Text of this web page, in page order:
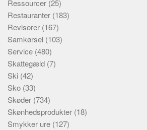
Ressourcer (25)
Restauranter (183)
Revisorer (167)
Samkørsel (103)
Service (480)
Skattegæld (7)
Ski (42)
Sko (33)
Skøder (734)
Skønhedsprodukter (18)
Smykker ure (127)